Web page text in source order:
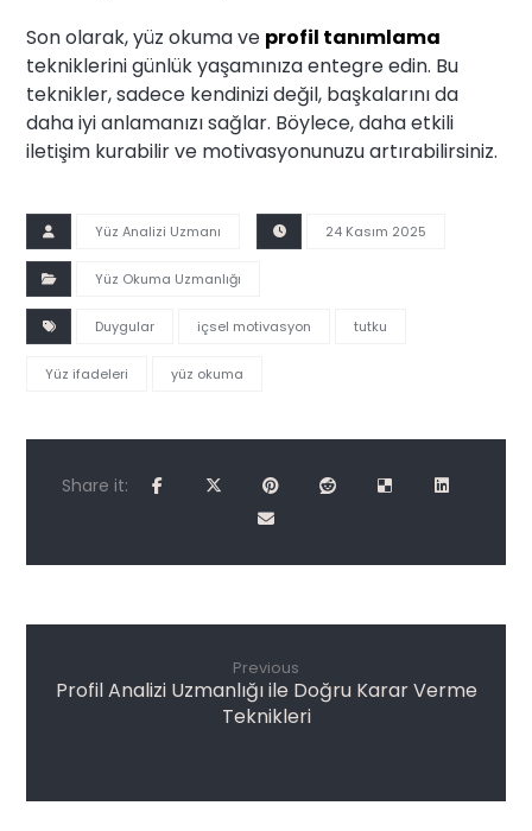
Son olarak, yüz okuma ve profil tanımlama
tekniklerini günlük yaşamınıza entegre edin. Bu
teknikler, sadece kendinizi değil, başkalarını da
daha iyi anlamanızı sağlar. Böylece, daha etkili
iletişim kurabilir ve motivasyonunuzu artırabilirsiniz.
Yüz Analizi Uzmanı 24 Kasım 2025
Yüz Okuma Uzmanlığı
Duygular içsel motivasyon tutku
Yüz ifadeleri yüz okuma
Previous
Profil Analizi Uzmanlığı ile Doğru Karar Verme
Teknikleri